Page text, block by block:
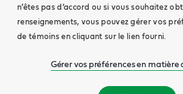
n’êtes pas d’accord ou si vous souhaitez
renseignements, vous pouvez gérer vos
de témoins en cliquant sur le lien fourni.
Gérer vos préférences en matière